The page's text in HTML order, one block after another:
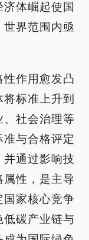
体崛起使国
世界范围内亟
性作用愈发凸
标准上升到
、社会治理等
与合格评定
并通过影响技
属性，是主导
国家核心竞争
低碳产业链与